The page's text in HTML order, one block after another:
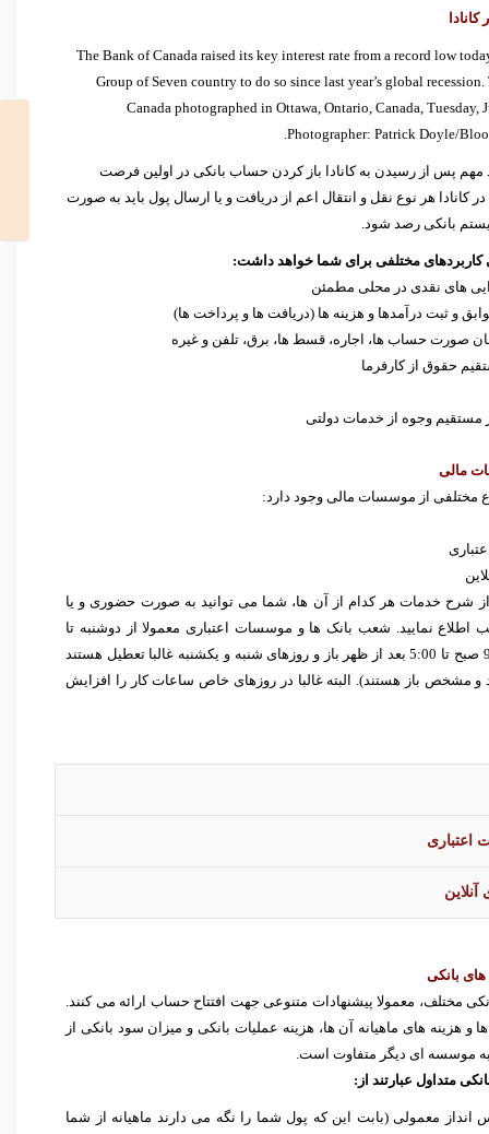
مهم پس از رسیدن به کانادا باز کردن حساب بانکی در اولین فرصت
هر نوع نقل و انتقال اعم از دریافت و یا ارسال پول باید به صورت
بانکی رصد شود.
مختلفی برای شما خواهد داشت:
های نقدی در محلی مطمئن
و ثبت درآمدها و هزینه ها (دریافت ها و پرداخت ها)
صورت حساب ها، اجاره، قسط ها، برق، تلفن و غیره
مستقیم حقوق از کارفرما
مستقیم وجوه از خدمات دولتی
مالی
مختلفی از موسسات مالی وجود دارد:
شرح خدمات هر کدام از آن ها، شما می توانید به صورت حضوری و یا
اطلاع نمایید. شعب بانک ها و موسسات اعتباری معمولا از دوشنبه تا
جمعه از 9:00 صبح تا 5:00 بعد از ظهر باز و روزهای شنبه و یکشنبه غالبا تعطیل هستند
و مشخص باز هستند). البته غالبا در روزهای خاص ساعات کار را افزایش
اعتباری
آنلاین
بانکی
مختلف، معمولا پیشنهادات متنوعی جهت افتتاح حساب ارائه می کنند.
و هزینه های ماهیانه آن ها، هزینه عملیات بانکی و میزان سود بانکی از
موسسه ای دیگر متفاوت است.
متداول عبارتند از:
معمولی (بابت این که پول شما را نگه می دارند ماهیانه از شما